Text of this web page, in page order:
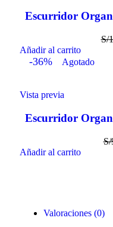
Escurridor
S/
Añadir al carrito
-36% Agotado
Vista previa
Escurridor
S/
Añadir al carrito
Valoraciones (0)